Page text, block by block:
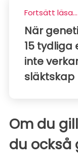
Fortsätt läsa...
När
15
inte
släktskap
Om du
du också